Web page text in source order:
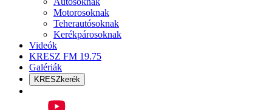
Motorosoknak
Teherautósoknak
Kerékpárosoknak
Videók
KRESZ FM 19.75
Galériák
KRESZkerék